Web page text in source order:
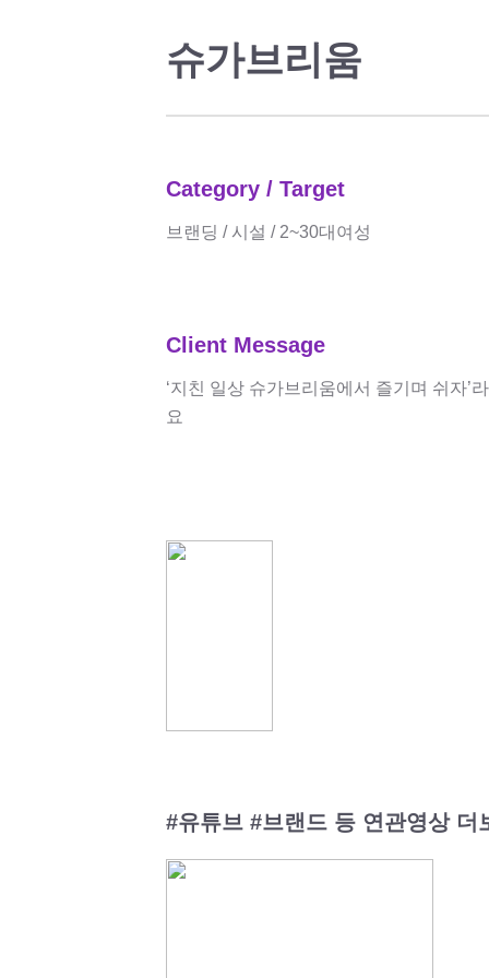
슈가브리움
Category / Target
브랜딩 / 시설 / 2~30대여성
Client Message
‘지친 일상 슈가브리움에서 즐기며 쉬자’
요
#유튜브 #브랜드 등 연관영상 더